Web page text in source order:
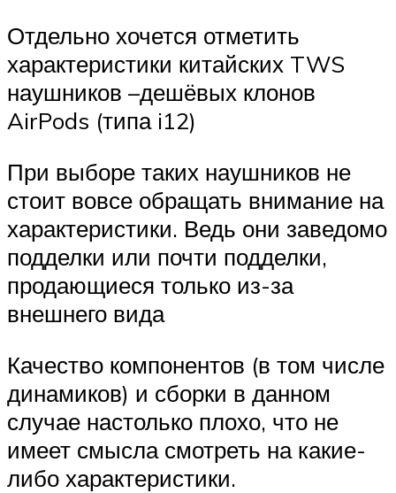
Отдельно хочется отметить
характеристики китайских TWS
наушников –дешёвых клонов
AirPods (типа i12)
При выборе таких наушников не
стоит вовсе обращать внимание на
характеристики. Ведь они заведомо
подделки или почти подделки,
продающиеся только из-за
внешнего вида
Качество компонентов (в том числе
динамиков) и сборки в данном
случае настолько плохо, что не
имеет смысла смотреть на какие-
либо характеристики.